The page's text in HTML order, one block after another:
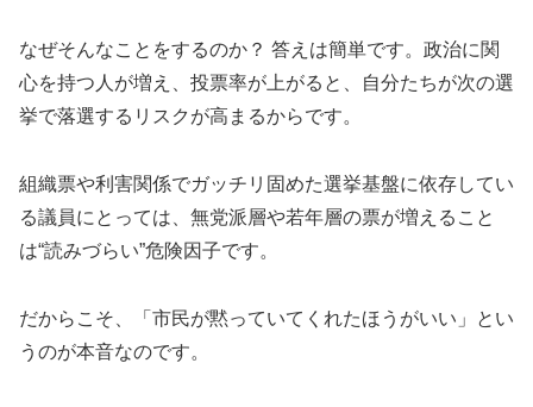
なぜそんなことをするのか？ 答えは簡単です。政治に関
心を持つ人が増え、投票率が上がると、自分たちが次の選
挙で落選するリスクが高まるからです。
組織票や利害関係でガッチリ固めた選挙基盤に依存してい
る議員にとっては、無党派層や若年層の票が増えること
は“読みづらい”危険因子です。
だからこそ、「市民が黙っていてくれたほうがいい」とい
うのが本音なのです。